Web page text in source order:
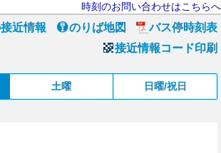
時刻のお問い合わせはこちらへ
近情報 のりば地図
バス停時刻表
接近情報コード印刷
土曜 日曜/祝日